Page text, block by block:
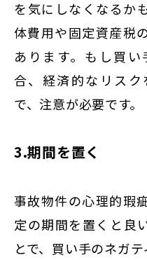
を気にしなくなるか
体費用や固定資産税
あります。もし買
合、経済的なリス
で、注意が必要です。
3.期間を置く
事故物件の心理的瑕
定の期間を置くと良
とで、買い手のネガ